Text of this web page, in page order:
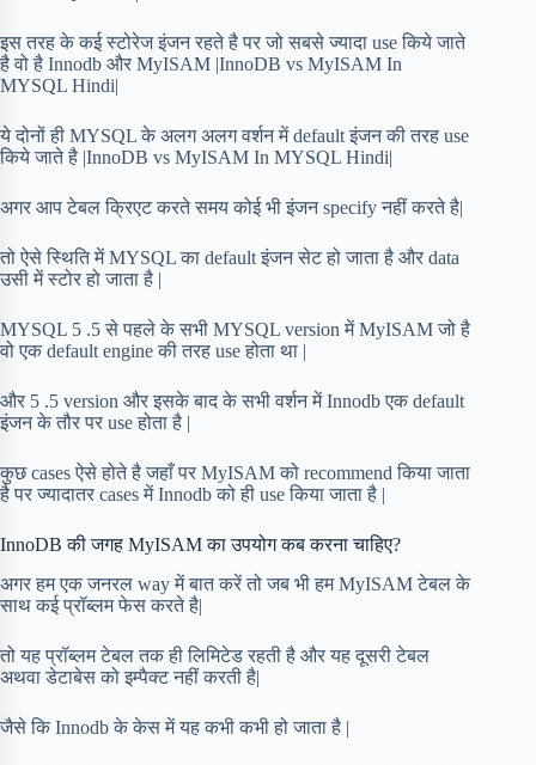
इस तरह के कई स्टोरेज इंजन रहते है पर जो सबसे ज्यादा use किये जाते
है वो है Innodb और MyISAM |InnoDB vs MyISAM In
MYSQL Hindi|
ये दोनों ही MYSQL के अलग अलग वर्शन में default इंजन की तरह use
किये जाते है |InnoDB vs MyISAM In MYSQL Hindi|
अगर आप टेबल क्रिएट करते समय कोई भी इंजन specify नहीं करते है|
तो ऐसे स्थिति में MYSQL का default इंजन सेट हो जाता है और data
उसी में स्टोर हो जाता है |
MYSQL 5 .5 से पहले के सभी MYSQL version में MyISAM जो है
वो एक default engine की तरह use होता था |
और 5 .5 version और इसके बाद के सभी वर्शन में Innodb एक default
इंजन के तौर पर use होता है |
कुछ cases ऐसे होते है जहाँ पर MyISAM को recommend किया जाता
है पर ज्यादातर cases में Innodb को ही use किया जाता है |
InnoDB की जगह MyISAM का उपयोग कब करना चाहिए?
अगर हम एक जनरल way में बात करें तो जब भी हम MyISAM टेबल के
साथ कई प्रॉब्लम फेस करते है|
तो यह प्रॉब्लम टेबल तक ही लिमिटेड रहती है और यह दूसरी टेबल
अथवा डेटाबेस को इम्पैक्ट नहीं करती है|
जैसे कि Innodb के केस में यह कभी कभी हो जाता है |